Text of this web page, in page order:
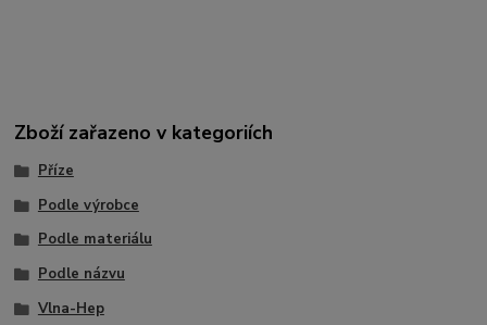
Zboží zařazeno v kategoriích
Příze
Podle výrobce
Podle materiálu
Podle názvu
Vlna-Hep